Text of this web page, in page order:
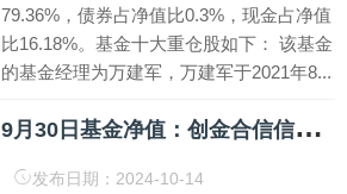
79.36%，债券占净值比0.3%，现金占净值
比16.18%。基金十大重仓股如下： 该基金
的基金经理为万建军，万建军于2021年8...
9
月30日基金净值：创金合信信用红利债券A最新净值1.2902，跌0.3%
发布日期：2024-10-14